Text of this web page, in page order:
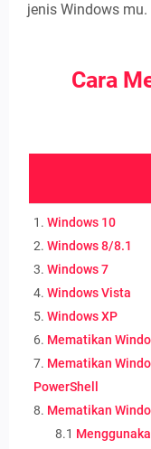
jenis Windows mu.
Cara
1. Windows 10
2. Windows 8/8.1
3. Windows 7
4. Windows Vista
5. Windows XP
6. Mematikan
7. Mematikan
PowerShell
8. Mematikan
8.1